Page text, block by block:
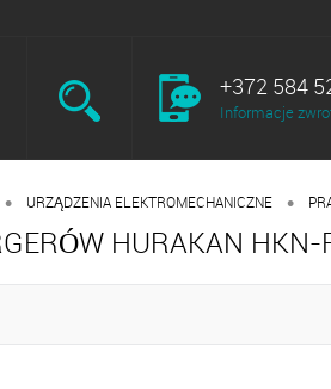
+372 584
Informacje
• URZĄDZENIA ELEKTROMECHANICZNE •
HURAKAN HKN-